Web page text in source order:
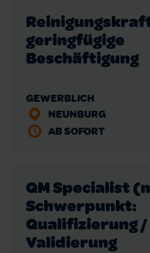
QM Specialist
Schwerpunkt:
Qualifizierung /
Validierung
geringfügige
Beschäftigung
GEWERBLICH
NEUNBURG
AB SOFORT